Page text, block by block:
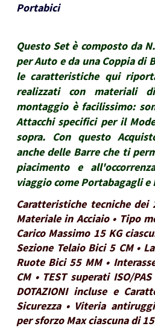
Portabici
Questo Set è composto da
per Auto e da una Coppia di
le caratteristiche qui
realizzati con materiali
montaggio è facilissimo:
Attacchi specifici per il
sopra. Con questo
anche delle Barre che ti
piacimento e
viaggio come Portabagagli e
Caratteristiche tecniche
Materiale in Acciaio • Tipo
Carico Massimo 15 KG
Sezione Telaio Bici 5 CM •
Ruote Bici 55 MM •
CM • TEST superati ISO/
DOTAZIONI incluse e
Sicurezza • Viteria
per sforzo Max ciascuna di